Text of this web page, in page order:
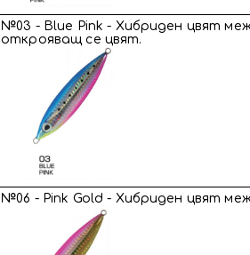
№03 - Blue Pink - Хибриден цвят
открояващ се цвят.
№06 - Pink Gold - Хибриден цвят